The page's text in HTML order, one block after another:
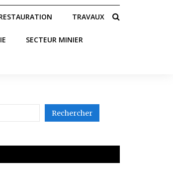
TRAVAUX
SECTEUR MINIER
Rechercher